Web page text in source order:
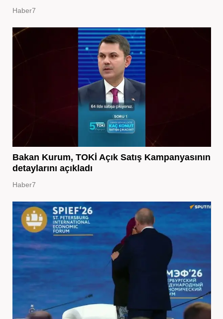
Haber7
Bakan Kurum, TOKİ Açık Satış Kampanyasının
detaylarını açıkladı
Haber7